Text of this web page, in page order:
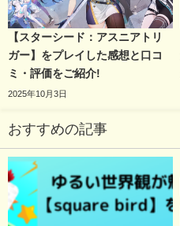
【スターシード：アスニアトリ
ガー】をプレイした感想と口コ
ミ・評価をご紹介!
2025年10月3日
おすすめの記事